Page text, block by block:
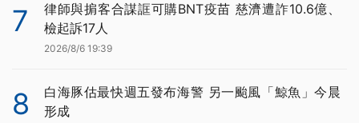
7
律師與掮客合謀誆可購BNT疫苗 慈濟遭詐10.6億、
檢起訴17人
2026/8/6 19:39
8
白海豚估最快週五發布海警 另一颱風「鯨魚」今晨
形成